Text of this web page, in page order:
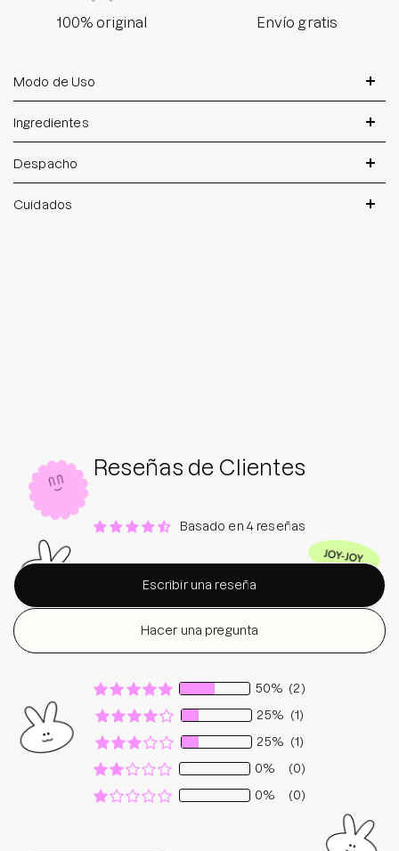
100% original Envío gratis
Modo de Uso
Ingredientes
Despacho
Cuidados
Reseñas de Clientes
Basado en 4 reseñas
Escribir una reseña
Hacer una pregunta
50% (2)
25% (1)
25% (1)
0%
(0)
0%
(0)